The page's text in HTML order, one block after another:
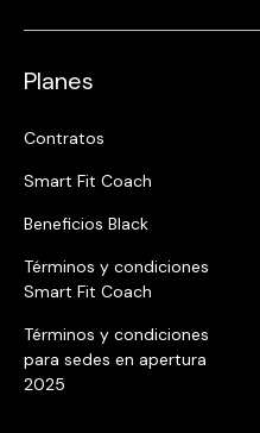
Planes
Contratos
Smart Fit Coach
Beneficios Black
Términos y condiciones
Smart Fit Coach
Términos y condiciones
para sedes en apertura
2025